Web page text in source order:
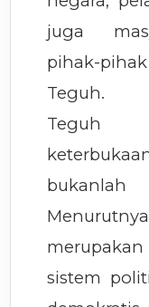
juga
pihak-
Teguh.
Teguh
bukanlah
sistem